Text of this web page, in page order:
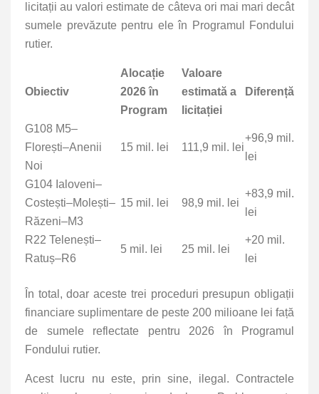
licitații au valori estimate de câteva ori mai mari decât
sumele prevăzute pentru ele în Programul Fondului
rutier.
Obiectiv
Alocație
2026 în
Program
Valoare
estimată a
licitației
Diferență
G108 M5–
Florești–Anenii
Noi
15 mil. lei 111,9 mil. lei
+96,9 mil.
lei
G104 Ialoveni–
Costești–Molești–
Răzeni–M3
15 mil. lei 98,9 mil. lei
+83,9 mil.
lei
R22 Telenești–
Ratuș–R6
5 mil. lei 25 mil. lei
+20 mil.
lei
În total, doar aceste trei proceduri presupun obligații
financiare suplimentare de peste 200 milioane lei față
de sumele reflectate pentru 2026 în Programul
Fondului rutier.
Acest lucru nu este, prin sine, ilegal. Contractele